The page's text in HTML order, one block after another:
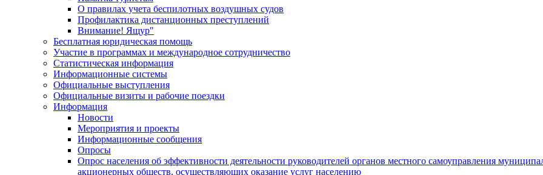
О правилах учета беспилотных воздушных судов
Профилактика дистанционных преступлений
Внимание! Ящур"
Бесплатная юридическая помощь
Участие в программах и международное сотрудничество
Статистическая информация
Информационные системы
Официальные выступления
Официальные визиты и рабочие поездки
Информация
Новости
Мероприятия и проекты
Информационные сообщения
Опросы
Опрос населения об эффективности деятельности руководителей органов местного самоуправления
акционерных обществ, осуществляющих оказание услуг населению